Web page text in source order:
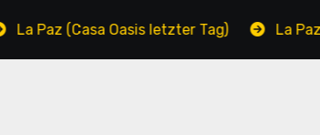
La Paz (Casa Oasis letzter Tag) La Paz